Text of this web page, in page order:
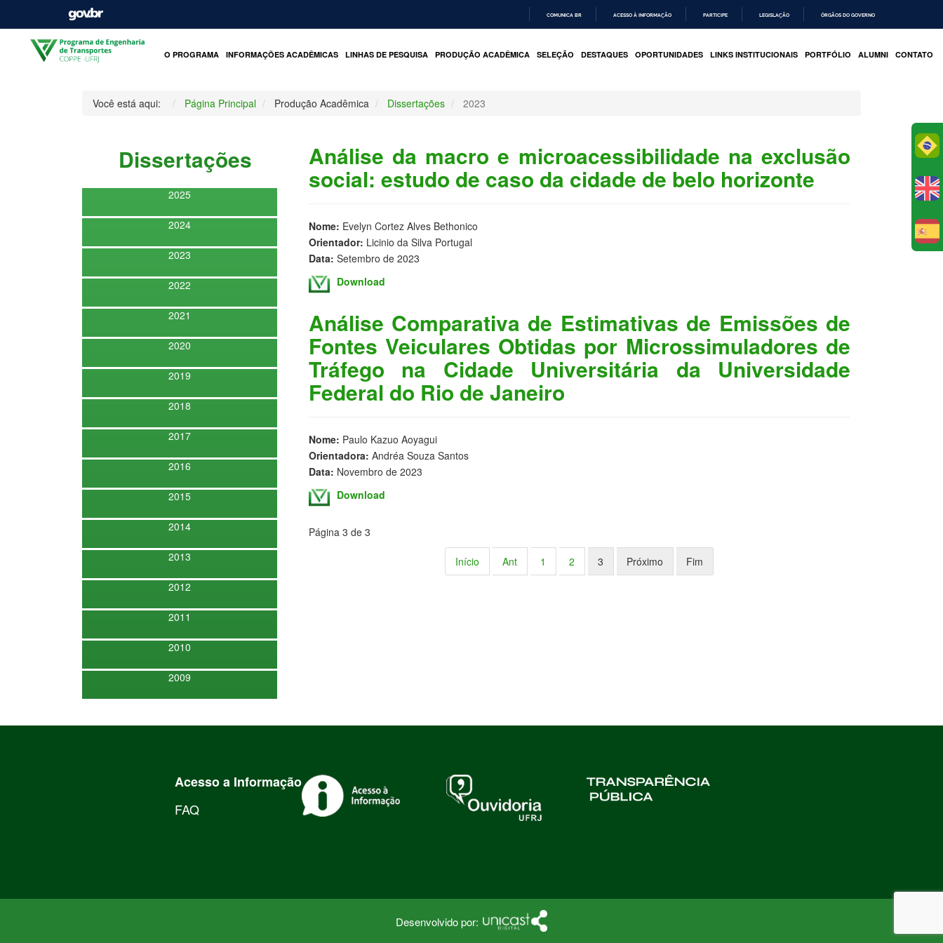
O
COMUNICA BR ACESSO À INFORMAÇÃO PARTICIPE LEGISLAÇÃO ÓRGÃOS DO GOVERNO
O PROGRAMA INFORMAÇÕES ACADÊMICAS LINHAS DE PESQUISA PRODUÇÃO ACADÊMICA SELEÇÃO DESTAQUES OPORTUNIDADES LINKS INSTITUCIONAIS PORTFÓLIO ALUMNI CONTATO
Você está aqui: Página Principal Produção Acadêmica Dissertações 2023
Dissertações
2025
2024
2023
2022
2021
2020
2019
2018
2017
2016
2015
2014
2013
2012
2011
2010
2009
Análise da macro e microacessibilidade na exclusão
social: estudo de caso da cidade de belo horizonte
Nome: Evelyn Cortez Alves Bethonico
Orientador: Licinio da Silva Portugal
Data: Setembro de 2023
Download
Análise Comparativa de Estimativas de Emissões de
Fontes Veiculares Obtidas por Microssimuladores de
Tráfego na Cidade Universitária da Universidade
Federal do Rio de Janeiro
Nome: Paulo Kazuo Aoyagui
Orientadora: Andréa Souza Santos
Data: Novembro de 2023
Download
Página 3 de 3
Início Ant 1 2 3 Próximo Fim
Acesso a Informação
FAQ
Desenvolvido por: